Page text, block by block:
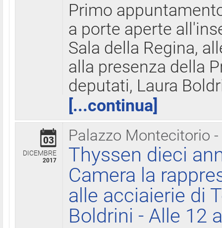
Primo
a porte aperte
Sala della Regina,
alla presenza della
deputati, Laura
[...continua]
Palazzo Montecitorio
03
DICEMBRE
2017
Thyssen dieci
Camera la
alle acciaierie di
Boldrini - Alle 12